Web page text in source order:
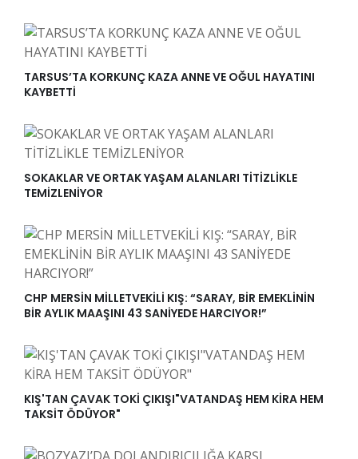
TARSUS’TA KORKUNÇ KAZA ANNE VE OĞUL HAYATINI
KAYBETTİ
SOKAKLAR VE ORTAK YAŞAM ALANLARI TİTİZLİKLE
TEMİZLENİYOR
CHP MERSİN MİLLETVEKİLİ KIŞ: “SARAY, BİR EMEKLİNİN
BİR AYLIK MAAŞINI 43 SANİYEDE HARCIYOR!”
KIŞ'TAN ÇAVAK TOKİ ÇIKIŞI"VATANDAŞ HEM KİRA HEM
TAKSİT ÖDÜYOR"